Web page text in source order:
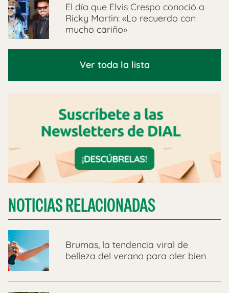
El día que Elvis Crespo conoció a
Ricky Martin: «Lo recuerdo con
mucho cariño»
Ver toda la lista
NOTICIAS RELACIONADAS
Brumas, la tendencia viral de
belleza del verano para oler bien